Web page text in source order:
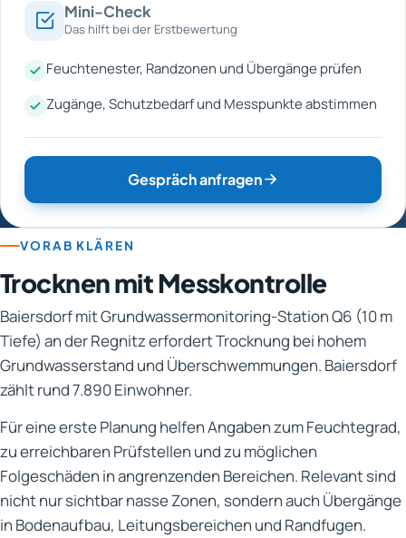
Mini-Check
Das hilft bei der Erstbewertung
Feuchtenester, Randzonen und Übergänge prüfen
Zugänge, Schutzbedarf und Messpunkte abstimmen
Gespräch anfragen
VORAB KLÄREN
Trocknen mit Messkontrolle
Baiersdorf mit Grundwassermonitoring-Station Q6 (10 m
Tiefe) an der Regnitz erfordert Trocknung bei hohem
Grundwasserstand und Überschwemmungen. Baiersdorf
zählt rund 7.890 Einwohner.
Für eine erste Planung helfen Angaben zum Feuchtegrad,
zu erreichbaren Prüfstellen und zu möglichen
Folgeschäden in angrenzenden Bereichen. Relevant sind
nicht nur sichtbar nasse Zonen, sondern auch Übergänge
in Bodenaufbau, Leitungsbereichen und Randfugen.